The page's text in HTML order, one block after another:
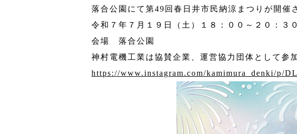
落合公園にて第49回春日井市民納涼まつりが開催
令和７年７月１９日（土）１８：００～２０：３０
会場 落合公園
神村電機工業は協賛企業、運営協力団体として参
https://www.instagram.com/kamimura_denki/p/